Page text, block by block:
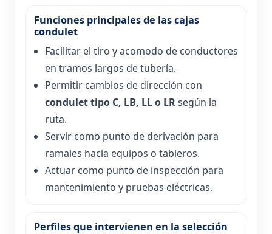
Funciones principales de las cajas
condulet
Facilitar el tiro y acomodo de conductores
en tramos largos de tubería.
Permitir cambios de dirección con
condulet tipo C, LB, LL o LRsegún la
ruta.
Servir como punto de derivación para
ramales hacia equipos o tableros.
Actuar como punto de inspección para
mantenimiento y pruebas eléctricas.
Perfiles que intervienen en la selección